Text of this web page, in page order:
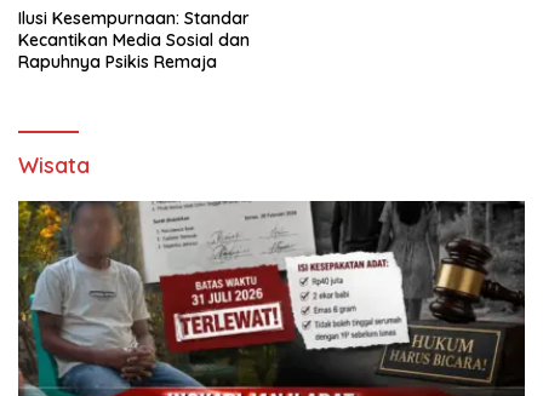
Ilusi Kesempurnaan: Standar
Kecantikan Media Sosial dan
Rapuhnya Psikis Remaja
Wisata